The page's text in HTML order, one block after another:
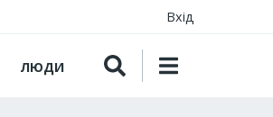
Вхід
ЛЮДИ